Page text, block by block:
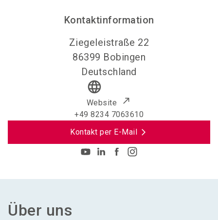
Kontaktinformation
Ziegeleistraße 22
86399 Bobingen
Deutschland
language
Website
+49 8234 7063610
Kontakt per E-Mail
Über uns